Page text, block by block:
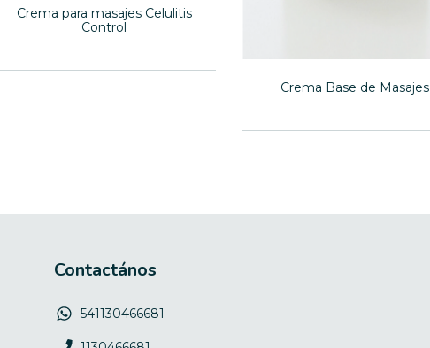
Crema para masajes Celulitis
Control
Crema Base de Masajes
Contactános
541130466681